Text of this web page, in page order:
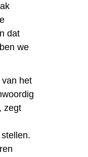
dat
we
het
zegt